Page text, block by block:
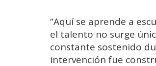
“Aquí se aprende a
el talento no surge
constante sostenido
intervención fue